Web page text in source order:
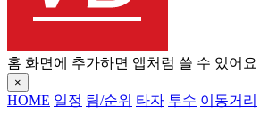
홈 화면에 추가하면 앱처럼 쓸 수 있어요
×
HOME 일정 팀/순위 타자 투수 이동거리